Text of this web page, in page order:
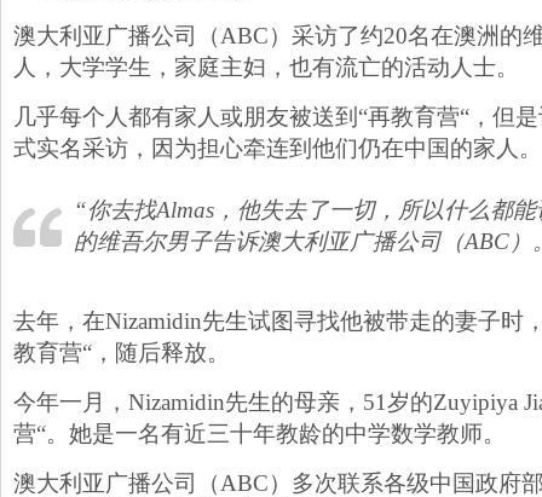
澳大利亚广播公司（ABC）采访了约20名在澳洲的
人，大学学生，家庭主妇，也有流亡的活动人士。
几乎每个人都有家人或朋友被送到“再教育营“，但
式实名采访，因为担心牵连到他们仍在中国的家人。
“你去找Almas，他失去了一切，所以什么都
的维吾尔男子告诉澳大利亚广播公司（ABC）
去年，在Nizamidin先生试图寻找他被带走的妻子时
教育营“，随后释放。
今年一月，Nizamidin先生的母亲，51岁的Zuyipiya
营“。她是一名有近三十年教龄的中学数学教师。
澳大利亚广播公司（ABC）多次联系各级中国政府